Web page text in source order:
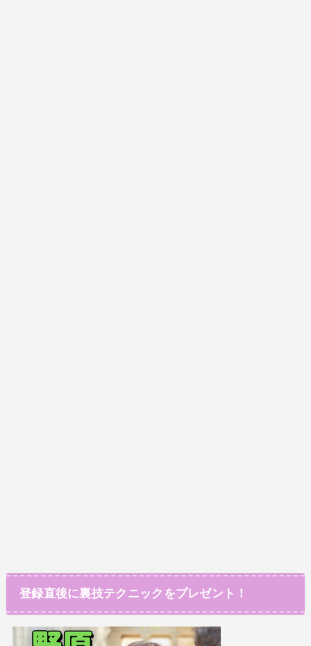
登録直後に裏技テクニックをプレゼント！